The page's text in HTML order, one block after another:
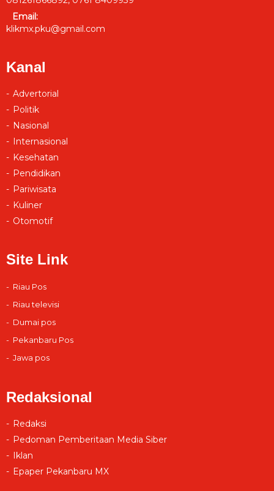
Email:
klikmx.pku@gmail.com
Kanal
Advertorial
Politik
Nasional
Internasional
Kesehatan
Pendidikan
Pariwisata
Kuliner
Otomotif
Site Link
Riau Pos
Riau televisi
Dumai pos
Pekanbaru Pos
Jawa pos
Redaksional
Redaksi
Pedoman Pemberitaan Media Siber
Iklan
Epaper Pekanbaru MX